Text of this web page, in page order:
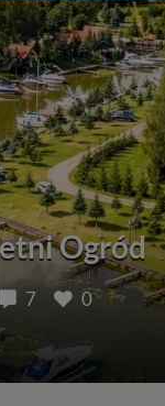
Ogród
7
0